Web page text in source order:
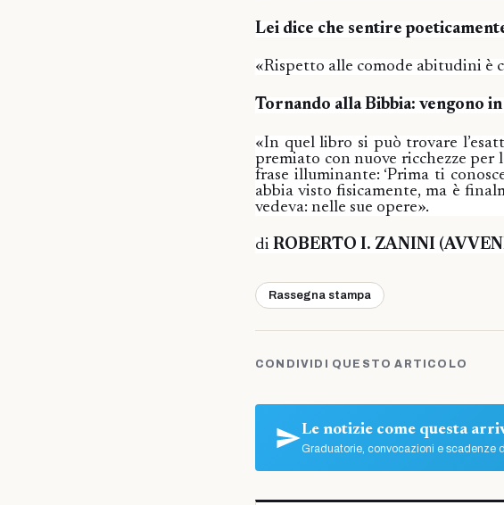
Lei dice che sentire
«Rispetto alle comode abitudini è
Tornando alla Bibbia: vengono
«In quel libro si può trovare
premiato con nuove ricchezze per
frase illuminante: ‘Prima ti
abbia visto fisicamente, ma è
vedeva: nelle sue opere».
di ROBERTO I. ZANINI
Rassegna stampa
CONDIVIDI QUESTO ARTICOLO
Le notizie come questa
Graduatorie, convocazioni e scadenze